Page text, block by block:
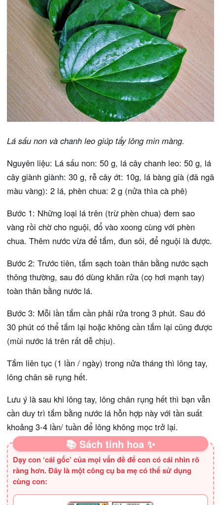
Lá sấu non và chanh leo giúp tẩy lông min màng.
Nguyên liệu: Lá sấu non: 50 g, lá cây chanh leo: 50 g, lá
cây giành giành: 30 g, rễ cây ớt: 10g, lá bàng già (đã ngã
màu vàng): 2 lá, phèn chua: 2 g (nửa thìa cà phê)
Bước 1: Những loại lá trên (trừ phèn chua) đem sao
vàng rồi chờ cho nguội, đổ vào xoong cùng với phèn
chua. Thêm nước vừa để tắm, đun sôi, để nguội là được.
Bước 2: Trước tiên, tắm sạch toàn thân bằng nước sạch
thông thường, sau đó dùng khăn rửa (cọ hơi mạnh tay)
toàn thân bằng nước lá.
Bước 3: Mỗi lần tắm cần phải rửa trong 3 phút. Sau đó
30 phút có thể tắm lại hoặc không cần tắm lại cũng được
(mùi nước lá trên rất dễ chịu).
Tắm liên tục (1 lần / ngày) trong nửa tháng thì lông tay,
lông chân sẽ rụng hết.
Lưu ý là sau khi lông tay, lông chân rụng hết thì bạn vẫn
cần duy trì tắm bằng nước lá hỗn hợp này với tần suất
khoảng 3-4 lần/ tuần để lông không mọc trở lại.
📚 Sách tinh hoa ✨
Dạy con ‘cái gốc’ của mọi vấn đề để con có cái nhìn rõ
ràng hơn. Đây là một công cụ ba mẹ có thể sử dụng
cùng con: